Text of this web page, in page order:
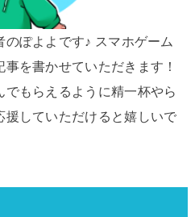
ぽよよです♪ スマホゲーム
を書かせていただきます！
でもらえるように精一杯やら
していただけると嬉しいで